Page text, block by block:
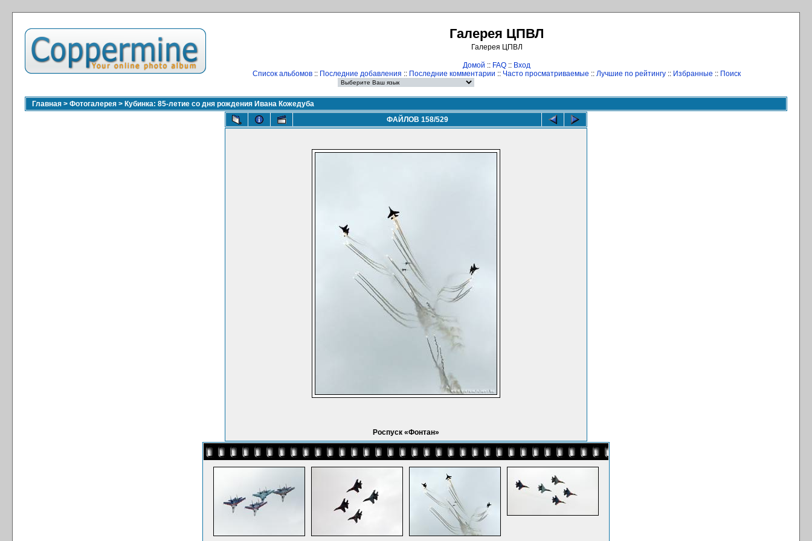
Галерея ЦПВЛ
Галерея ЦПВЛ
Домой :: FAQ :: Вход
Список альбомов :: Последние добавления :: Последние комментарии :: Часто просматриваемые :: Лучшие по рейтингу :: Избранные :: Поиск
Главная > Фотогалерея > Кубинка: 85-летие со дня рождения Ивана Кожедуба
ФАЙЛОВ 158/529
Роспуск «Фонтан»